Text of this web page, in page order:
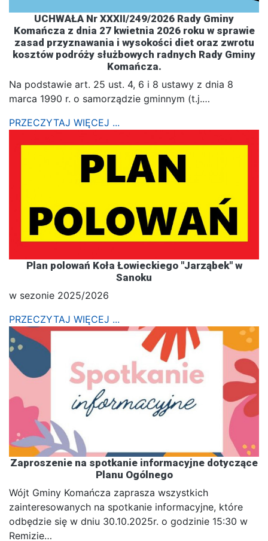
UCHWAŁA Nr XXXII/249/2026 Rady Gminy
Komańcza z dnia 27 kwietnia 2026 roku w sprawie
zasad przyznawania i wysokości diet oraz zwrotu
kosztów podróży służbowych radnych Rady Gminy
Komańcza.
Na podstawie art. 25 ust. 4, 6 i 8 ustawy z dnia 8
marca 1990 r. o samorządzie gminnym (t.j.…
PRZECZYTAJ WIĘCEJ ...
Plan polowań Koła Łowieckiego "Jarząbek" w
Sanoku
w sezonie 2025/2026
PRZECZYTAJ WIĘCEJ ...
Zaproszenie na spotkanie informacyjne dotyczące
Planu Ogólnego
Wójt Gminy Komańcza zaprasza wszystkich
zainteresowanych na spotkanie informacyjne, które
odbędzie się w dniu 30.10.2025r. o godzinie 15:30 w
Remizie…